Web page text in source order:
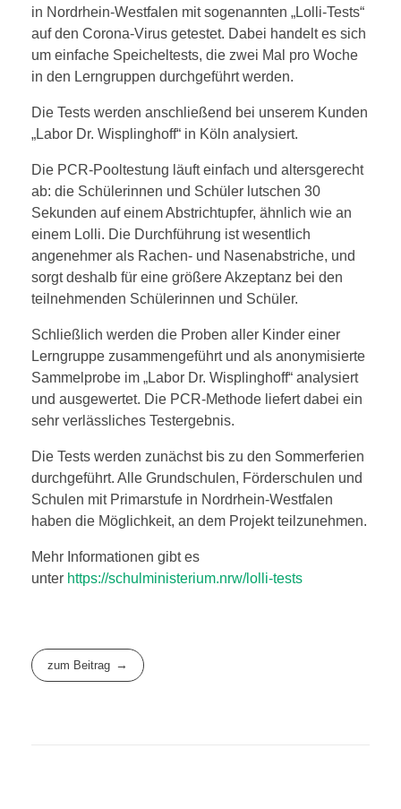
in Nordrhein-Westfalen mit sogenannten „Lolli-Tests“
auf den Corona-Virus getestet. Dabei handelt es sich
um einfache Speicheltests, die zwei Mal pro Woche
in den Lerngruppen durchgeführt werden.
Die Tests werden anschließend bei unserem Kunden
„Labor Dr. Wisplinghoff“ in Köln analysiert.
Die PCR-Pooltestung läuft einfach und altersgerecht
ab: die Schülerinnen und Schüler lutschen 30
Sekunden auf einem Abstrichtupfer, ähnlich wie an
einem Lolli. Die Durchführung ist wesentlich
angenehmer als Rachen- und Nasenabstriche, und
sorgt deshalb für eine größere Akzeptanz bei den
teilnehmenden Schülerinnen und Schüler.
Schließlich werden die Proben aller Kinder einer
Lerngruppe zusammengeführt und als anonymisierte
Sammelprobe im „Labor Dr. Wisplinghoff“ analysiert
und ausgewertet. Die PCR-Methode liefert dabei ein
sehr verlässliches Testergebnis.
Die Tests werden zunächst bis zu den Sommerferien
durchgeführt. Alle Grundschulen, Förderschulen und
Schulen mit Primarstufe in Nordrhein-Westfalen
haben die Möglichkeit, an dem Projekt teilzunehmen.
Mehr Informationen gibt es
unter https://schulministerium.nrw/lolli-tests
zum Beitrag